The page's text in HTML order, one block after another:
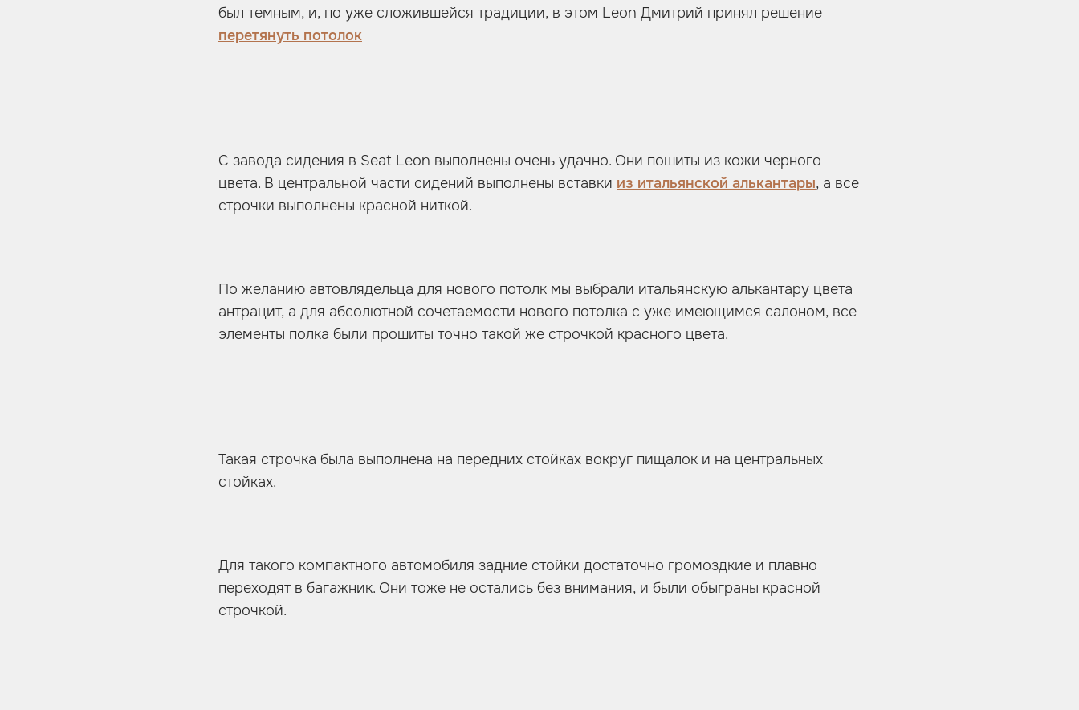
был темным, и, по уже сложившейся традиции, в этом Leon Дмитрий принял решение
перетянуть потолок
С завода сидения в Seat Leon выполнены очень удачно. Они пошиты из кожи черного
цвета. В центральной части сидений выполнены вставки из итальянской алькантары, а все
строчки выполнены красной ниткой.
По желанию автовлядельца для нового потолк мы выбрали итальянскую алькантару цвета
антрацит, а для абсолютной сочетаемости нового потолка с уже имеющимся салоном, все
элементы полка были прошиты точно такой же строчкой красного цвета.
Такая строчка была выполнена на передних стойках вокруг пищалок и на центральных
стойках.
Для такого компактного автомобиля задние стойки достаточно громоздкие и плавно
переходят в багажник. Они тоже не остались без внимания, и были обыграны красной
строчкой.